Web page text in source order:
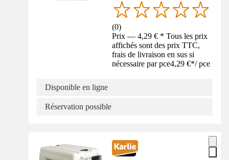
(0)
Prix — 4,29 € * Tous les prix
affichés sont des prix TTC,
frais de livraison en sus si
nécessaire par pce4,29 €*/ pce
Disponible en ligne
Réservation possible